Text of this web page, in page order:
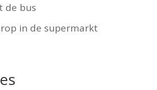
de bus
in de supermarkt